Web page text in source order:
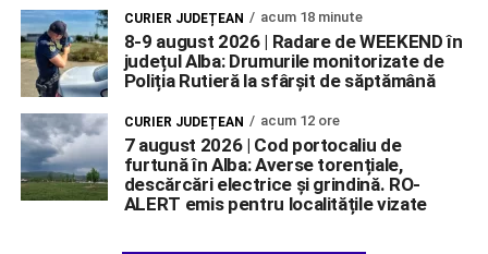
CURIER JUDEȚEAN acum 18 minute
8-9 august 2026 | Radare de WEEKEND în
județul Alba: Drumurile monitorizate de
Poliția Rutieră la sfârșit de săptămână
CURIER JUDEȚEAN acum 12 ore
7 august 2026 | Cod portocaliu de
furtună în Alba: Averse torențiale,
descărcări electrice și grindină. RO-
ALERT emis pentru localitățile vizate